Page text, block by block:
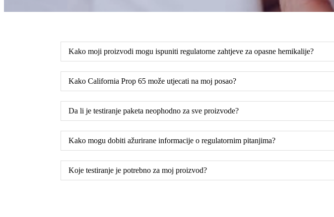
Kako moji proizvodi mogu ispuniti regulatorne zahtjeve za opasne hemikalije?
Kako California Prop 65 može utjecati na moj posao?
Da li je testiranje paketa neophodno za sve proizvode?
Kako mogu dobiti ažurirane informacije o regulatornim pitanjima?
Koje testiranje je potrebno za moj proizvod?